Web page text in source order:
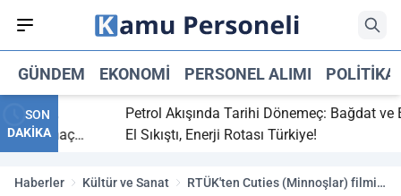
GÜNDEM EKONOMI PERSONEL ALIMI POLITIKA
SON
DAKİKA
bitti,
maç
Petrol Akışında Tarihi Dönemeç: Bağdat ve
El Sıkıştı, Enerji Rotası Türkiye!
Haberler Kültür ve Sanat
RTÜK'ten Cuties (Minnoşlar) filmi